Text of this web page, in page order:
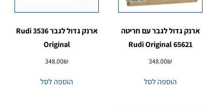
ארנק גדול לגבר עם חריטה
65621 Rudi Original
348.00₪
הוספה לסל
ארנק גדול לגבר 3536 Rudi
Original
348.00₪
הוספה לסל